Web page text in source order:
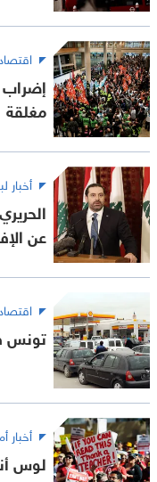
مغلقة
أخبار
عن
تونس
أخبار